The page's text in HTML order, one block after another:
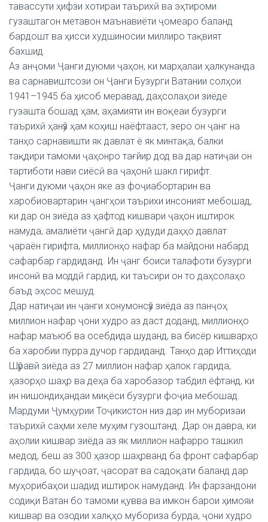
тавассути ҳифзи хотираи таърихӣ ва эҳтироми
гузаштагон метавон маънавиёти ҷомеаро баланд
бардошт ва ҳисси худшиносии миллиро тақвият
бахшид.
Аз анҷоми Ҷанги дуюми ҷаҳон, ки марҳалаи ҳалкунанда
ва сарнавиштсози он Ҷанги Бузурги Ватании солҳои
1941–1945 ба ҳисоб меравад, даҳсолаҳои зиёде
гузашта бошад ҳам, аҳамияти ин воқеаи бузурги
таърихӣ ҳанӯз ҳам коҳиш наёфтааст, зеро он ҷанг на
танҳо сарнавишти як давлат ё як минтақа, балки
тақдири тамоми ҷаҳонро тағйир дод ва дар натиҷаи он
тартиботи нави сиёсӣ ва ҷаҳонӣ шакл гирифт.
Ҷанги дуюми ҷаҳон яке аз фоҷиабортарин ва
харобиовартарин ҷангҳои таърихи инсоният мебошад,
ки дар он зиёда аз ҳафтод кишвари ҷаҳон иштирок
намуда, амалиёти ҷангӣ дар ҳудуди даҳҳо давлат
ҷараён гирифта, миллионҳо нафар ба майдони набард
сафарбар гардиданд. Ин ҷанг боиси талафоти бузурги
инсонӣ ва моддӣ гардид, ки таъсири он то даҳсолаҳо
баъд эҳсос мешуд.
Дар натиҷаи ин ҷанги хонумонсӯз зиёда аз панҷоҳ
миллион нафар ҷони худро аз даст доданд, миллионҳо
нафар маъюб ва осебдида шуданд, ва бисёр кишварҳо
ба харобии пурра дучор гардиданд. Танҳо дар Иттиҳоди
Шӯравӣ зиёда аз 27 миллион нафар ҳалок гардида,
ҳазорҳо шаҳр ва деҳа ба харобазор табдил ёфтанд, ки
ин нишондиҳандаи миқёси бузурги фоҷиа мебошад.
Мардуми Ҷумҳурии Тоҷикистон низ дар ин муборизаи
таърихӣ саҳми хеле муҳим гузоштанд. Дар он давра, ки
аҳолии кишвар зиёда аз як миллион нафарро ташкил
медод, беш аз 300 ҳазор шаҳрванд ба фронт сафарбар
гардида, бо шуҷоат, ҷасорат ва садоқати баланд дар
муҳорибаҳои шадид иштирок намуданд. Ин фарзандони
содиқи Ватан бо тамоми қувва ва имкон барои ҳимояи
кишвар ва озодии халқҳо мубориза бурда, ҷони худро